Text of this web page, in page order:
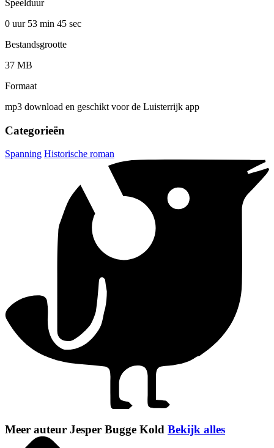
Speelduur
0 uur 53 min 45 sec
Bestandsgrootte
37 MB
Formaat
mp3 download en geschikt voor de Luisterrijk app
Categorieën
Spanning Historische roman
Meer auteur Jesper Bugge Kold Bekijk alles